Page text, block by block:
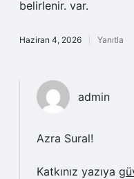
belirlenir. var.
Haziran 4, 2026 Yanıtla
admin
Azra Sural!
Katkınız yazıya